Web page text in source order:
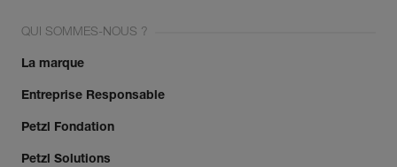
QUI SOMMES-NOUS ?
La marque
Entreprise Responsable
Petzl Fondation
Petzl Solutions